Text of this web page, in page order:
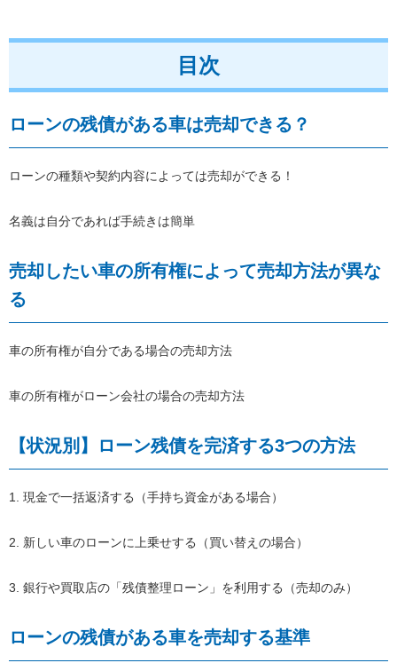
目次
ローンの残債がある車は売却できる？
ローンの種類や契約内容によっては売却ができる！
名義は自分であれば手続きは簡単
売却したい車の所有権によって売却方法が異な
る
車の所有権が自分である場合の売却方法
車の所有権がローン会社の場合の売却方法
【状況別】ローン残債を完済する3つの方法
1. 現金で一括返済する（手持ち資金がある場合）
2. 新しい車のローンに上乗せする（買い替えの場合）
3. 銀行や買取店の「残債整理ローン」を利用する（売却のみ）
ローンの残債がある車を売却する基準